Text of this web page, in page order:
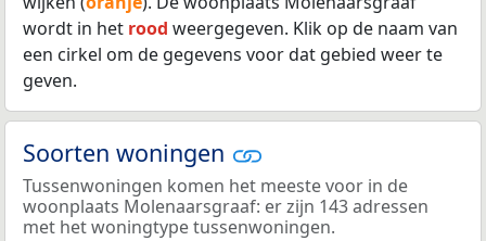
wordt in het rood weergegeven. Klik op de naam van
een cirkel om de gegevens voor dat gebied weer te
geven.
Soorten woningen
Tussenwoningen komen het meeste voor in de
woonplaats Molenaarsgraaf: er zijn 143 adressen
met het woningtype tussenwoningen.